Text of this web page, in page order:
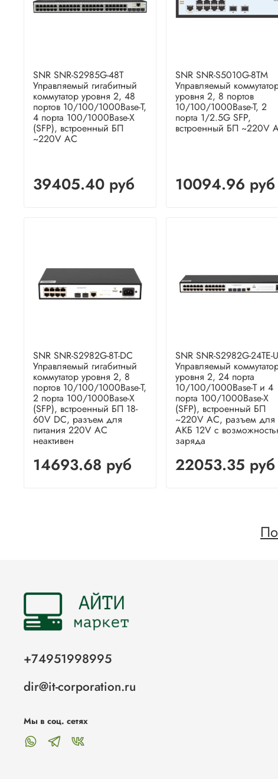
SNR SNR-S2985G-48T
Управляемый гигабитный
коммутатор уровня 2, 48
портов 10/100/1000Base-T,
4 порта 100/1000Base-X
(SFP), встроенный БП
~220V AC
39405.40 руб
SNR SNR-S5010G-8TM
Управляемый
уровня 2, 8 портов
10/100/1000Base-T, 2
порта 1/2.5G SFP,
встроенный БП ~220V
10094.96 руб
SNR SNR-S2982G-8T-DC
Управляемый гигабитный
коммутатор уровня 2, 8
портов 10/100/1000Base-T,
2 порта 100/1000Base-X
(SFP), встроенный БП 18-
60V DC, разъем для
питания 220V AC
неактивен
14693.68 руб
SNR SNR-S2982G-24TE-
Управляемый
уровня 2, 24 порта
10/100/1000Base-T и 4
порта 100/1000Base-X
(SFP), встроенный БП
~220V AC, разъем для
АКБ 12V с
заряда
22053.35 руб
+74951998995
dir@it-corporation.ru
Мы в соц. сетях